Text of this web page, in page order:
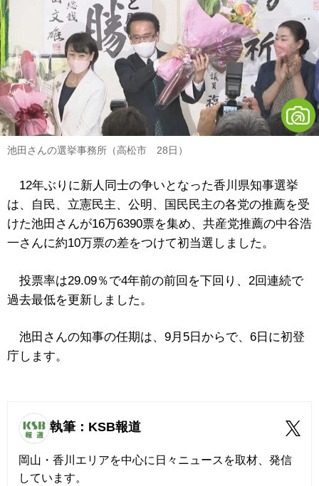
池田さんの選挙事務所（高松市 28日）
12年ぶりに新人同士の争いとなった香川県知事選挙
は、自民、立憲民主、公明、国民民主の各党の推薦を受
けた池田さんが16万6390票を集め、共産党推薦の中谷浩
一さんに約10万票の差をつけて初当選しました。
投票率は29.09％で4年前の前回を下回り、2回連続で
過去最低を更新しました。
池田さんの知事の任期は、9月5日からで、6日に初登
庁します。
執筆：KSB報道
岡山・香川エリアを中心に日々ニュースを取材、発信
しています。